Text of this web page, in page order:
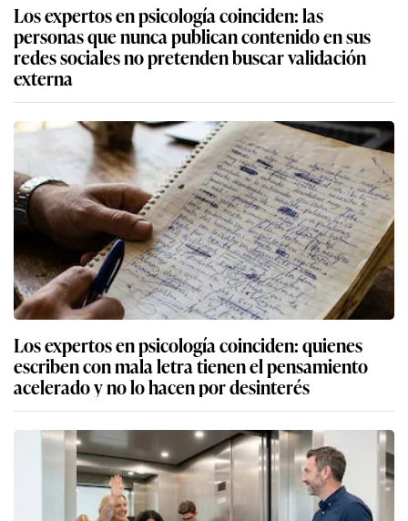
Los expertos en psicología coinciden: las
personas que nunca publican contenido en sus
redes sociales no pretenden buscar validación
externa
Los expertos en psicología coinciden: quienes
escriben con mala letra tienen el pensamiento
acelerado y no lo hacen por desinterés